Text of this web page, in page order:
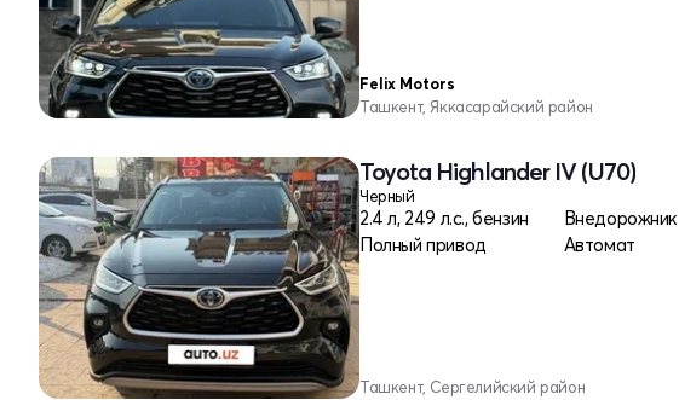
Felix Motors
Ташкент, Яккасарайский район
Toyota Highlander IV (U70)
Черный
2.4 л, 249 л.с., бензин
Внедорожник
Полный привод
Автомат
Ташкент, Сергелийский район